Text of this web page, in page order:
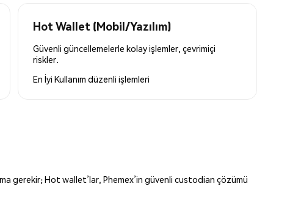
Hot Wallet (Mobil/Yazılım)
Güvenli güncellemelerle kolay işlemler, çevrimiçi
riskler.
En İyi Kullanım düzenli işlemleri
gerekir; Hot wallet’lar, Phemex’in güvenli custodian çözümü